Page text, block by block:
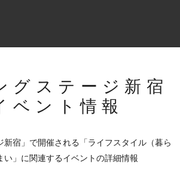
グステージ新宿
ベント情報
新宿」で開催される「ライフスタイル（暮ら
い」に関連するイベントの詳細情報